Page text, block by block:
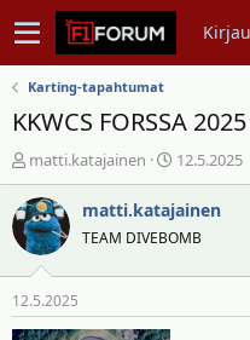
Karting-tapahtumat
KKWCS FORSSA
V
i
e
s
t
i
k
e
matti.katajainen
A
l
o
i
u
12.5.2025
matti.katajainen
TEAM DIVEBOMB
12.5.2025